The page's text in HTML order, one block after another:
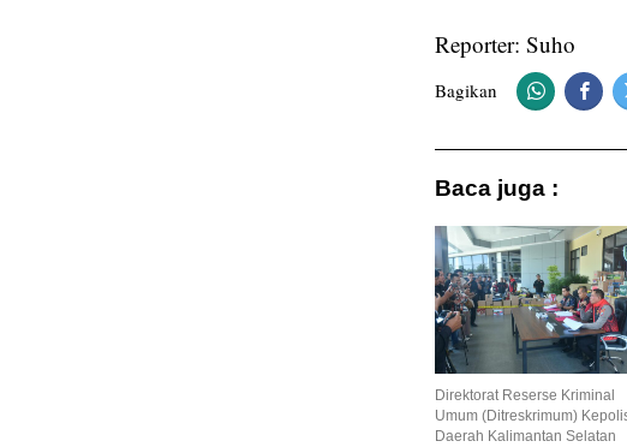
Reporter: Suho
Bagikan
Baca juga :
Direktorat Reserse Kriminal
Umum (Ditreskrimum)
Daerah Kalimantan Selatan